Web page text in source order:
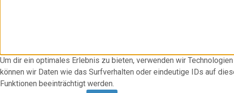
Um dir ein optimales Erlebnis zu bieten, verwenden wir
können wir Daten wie das Surfverhalten oder eindeutige IDs auf
Funktionen beeinträchtigt werden.